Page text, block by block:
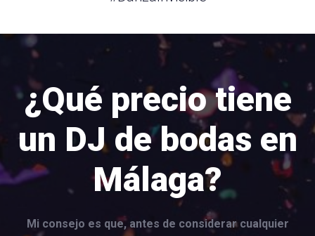
¿Qué precio tiene
un DJ de bodas en
Málaga?
Mi consejo es que, antes de considerar cualquier